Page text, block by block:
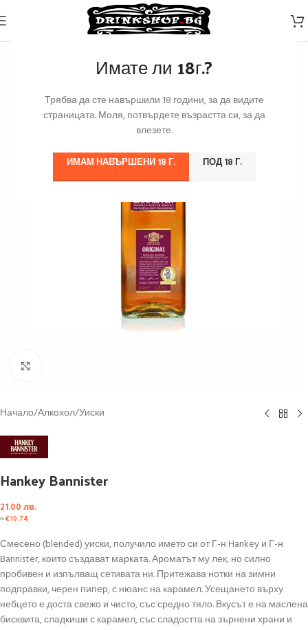
Имате ли 18г.?
Трябва да сте навършили 18 години, за да видите
страницата. Моля, потвърдете възрастта си, за да
влезете.
ИМАМ НАВЪРШЕНИ 18 Г. ПОД 18 Г.
Начало/Алкохол/Уиски
Hankey Bannister
21.00 лв.
≈€10.74
Смесено (blended) уиски, получило името си от Г-н Hankey и Г-н
Bannister, които създават марката. Ароматът му лек, но силно
пробивен и изпълващ сетивата ни. Притежава нотки на зимни
подправки, черен пипер, с нюанс на карамел. Усещането върху
небцето е доста свежо и чисто, със средно тяло. Вкусът е на маслена
бисквита, сладкиши с карамел, със сладостта на зърнени храни и